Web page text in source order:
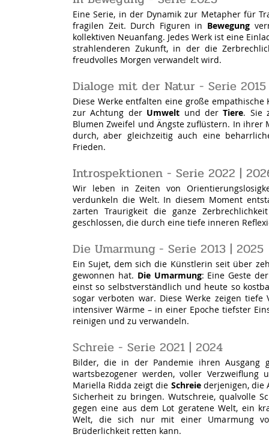
Eine Serie, in der Dynamik zur Metapher für
fragilen Zeit. Durch Figuren in Bewegung
kollektiven Neuanfang. Jedes Werk ist eine
strahlenderen Zukunft, in der die
freudvolles Morgen verwandelt wird.
Dialoge mit der Natur - Serie
Diese Werke entfalten eine große
zur Achtung der Umwelt und derTiere. Sie
Blumen Zweifel und Ängste zuflüstern. In ihrer
durch, aber gleichzeitig auch eine
Frieden.
Introspektionen - Serie 2022 |
Wir leben in Zeiten von
verdunkeln die Welt. In diesem Moment
zarten Traurigkeit die ganze
geschlossen, die durch eine tiefe inneren Re
Die Umarmung - Serie 2013 | 2025
Ein Sujet, dem sich die Künstlerin seit über
gewonnen hat. Die Umarmung: Eine Geste
einst so selbstverständlich und heute so
sogar verboten war. Diese Werke zeigen
intensiver Wärme – in einer Epoche tiefster
reinigen und zu verwandeln.
Schreie - Serie 2021 | 2024
Bilder, die in der Pandemie ihren Ausgang
wartsbezogener werden, voller
Mariella Ridda zeigt die Schreiederjenigen, die
Sicherheit zu bringen. Wutschreie, qualvolle
gegen eine aus dem Lot geratene Welt, ein
Welt, die sich nur mit einer Umarmung
Brüderlichkeit retten kann.